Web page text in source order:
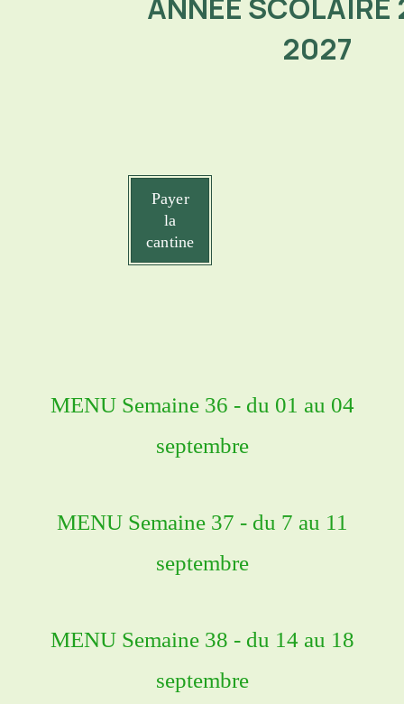
ANNÉE
2027
Payer
la
cantine
MENU Semaine 36 - du 01 au 04
septembre
MENU Semaine 37 - du 7 au 11
septembre
MENU Semaine 38 - du 14 au 18
septembre